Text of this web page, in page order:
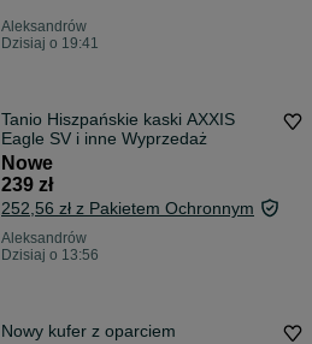
Aleksandrów
Dzisiaj o 19:41
Tanio Hiszpańskie kaski AXXIS
Eagle SV i inne Wyprzedaż
Nowe
239 zł
252,56 zł z Pakietem Ochronnym
Aleksandrów
Dzisiaj o 13:56
Nowy kufer z oparciem